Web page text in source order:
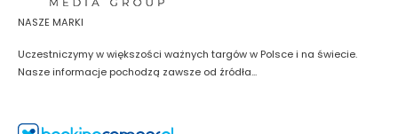
NASZE MARKI
Uczestniczymy w większości ważnych targów w Polsce i na świecie.
Nasze informacje pochodzą zawsze od źródła...